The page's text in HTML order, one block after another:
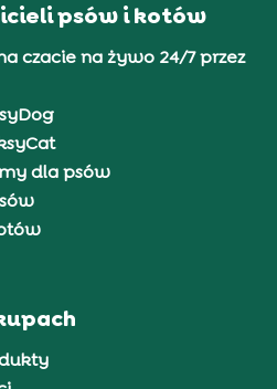
psów i kotów
czacie na żywo 24/7 przez
dla psów